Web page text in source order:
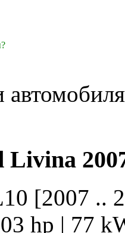
Livina
[2007 ..
hp | 77